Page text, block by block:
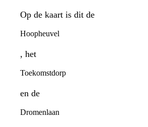
Op de kaart is dit de
Hoopheuvel
, het
Toekomstdorp
en de
Dromenlaan